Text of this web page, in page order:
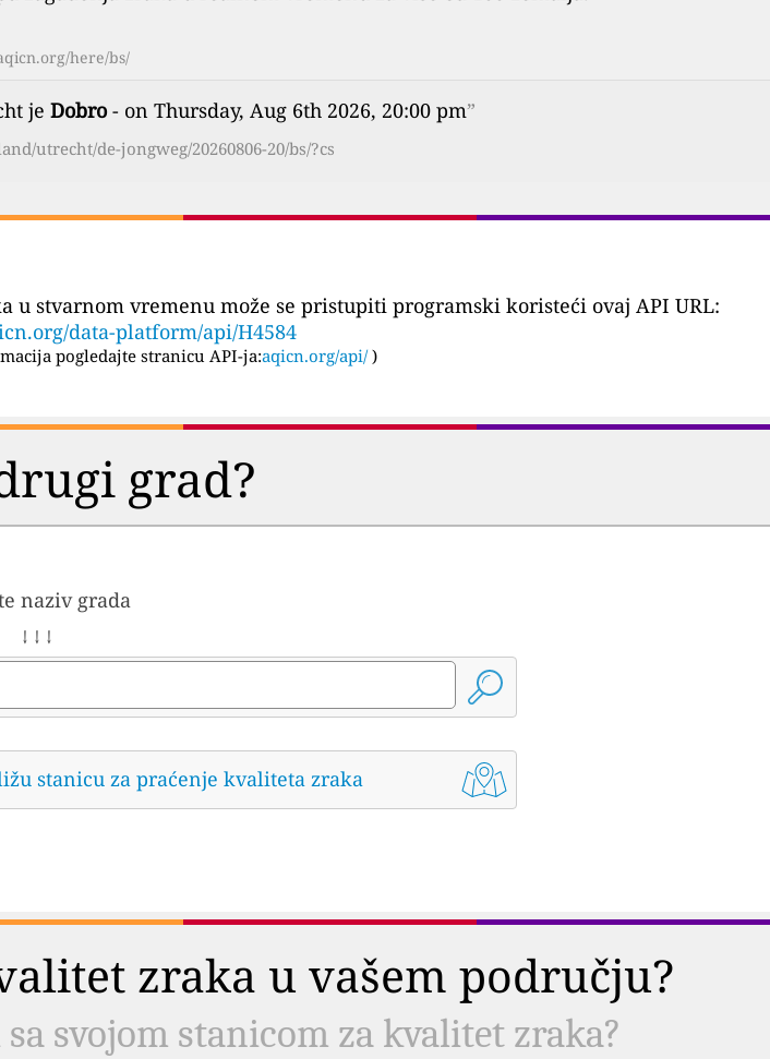
here/bs/
je Dobro- on Thursday, Aug 6th 2026, 20:00 pm”
utrecht/de-jongweg/20260806-20/bs/?cs
u stvarnom vremenu može se pristupiti programski koristeći ovaj API URL:
data-platform/api/H4584
pogledajte stranicu API-ja:aqicn.org/api/ )
grad?
naziv grada
↓ ↓ ↓
stanicu za praćenje kvaliteta zraka
zraka u vašem području?
svojom stanicom za kvalitet zraka?